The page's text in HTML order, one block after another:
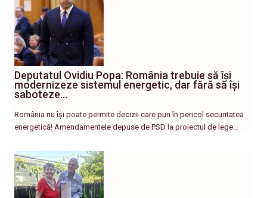
Deputatul Ovidiu Popa: România trebuie să își
modernizeze sistemul energetic, dar fără să își
saboteze…
România nu își poate permite decizii care pun în pericol securitatea
energetică! Amendamentele depuse de PSD la proiectul de lege…